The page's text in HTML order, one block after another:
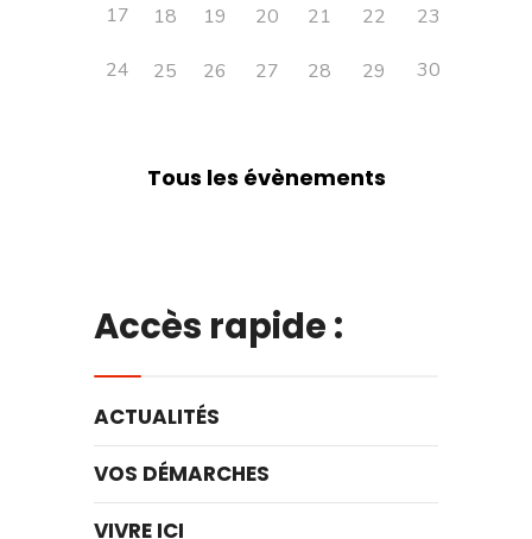
17
18 19 20 21 22 23
24 25 26 27 28 29 30
Tous les évènements
Accès rapide :
ACTUALITÉS
VOS DÉMARCHES
VIVRE ICI